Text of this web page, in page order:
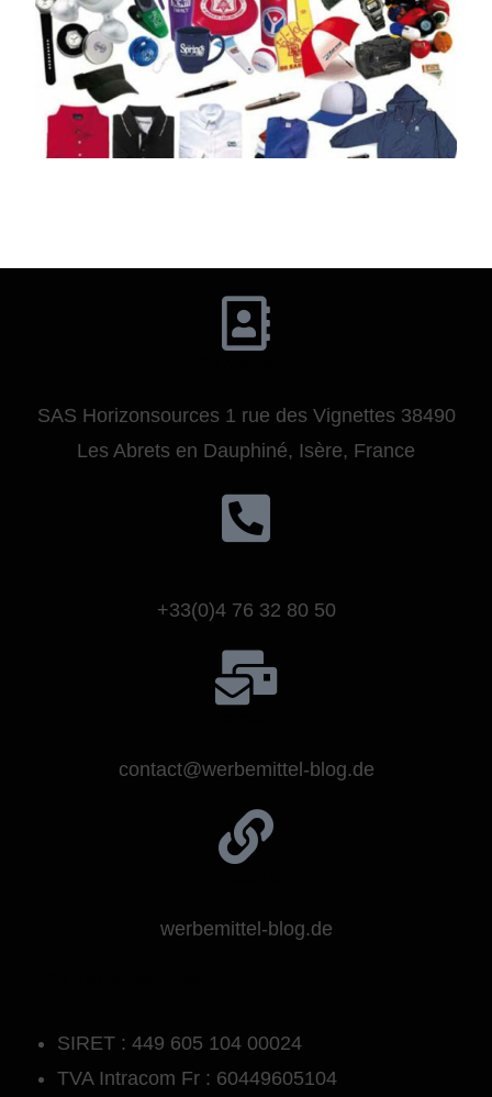
SAS Horizonsources 1 rue des Vignettes 38490
Les Abrets en Dauphiné, Isère, France
+33(0)4 76 32 80 50
contact@werbemittel-blog.de
werbemittel-blog.de
SIRET : 449 605 104 00024
TVA Intracom Fr : 60449605104